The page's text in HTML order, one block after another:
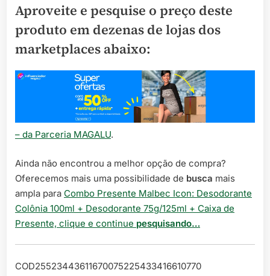
Aproveite e pesquise o preço deste
produto em dezenas de lojas dos
marketplaces abaixo:
– da Parceria MAGALU.
Ainda não encontrou a melhor opção de compra?
Oferecemos mais uma possibilidade de busca mais
ampla para Combo Presente Malbec Icon: Desodorante
Colônia 100ml + Desodorante 75g/125ml + Caixa de
Presente, clique e continue pesquisando…
COD25523443611670075225433416610770